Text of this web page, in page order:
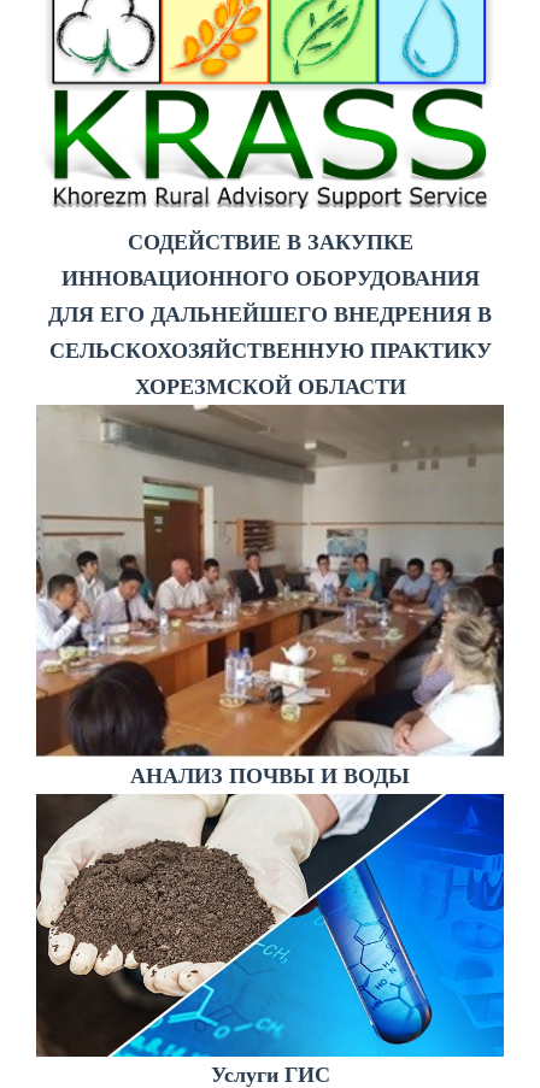
СОДЕЙСТВИЕ В ЗАКУПКЕ
ИННОВАЦИОННОГО ОБОРУДОВАНИЯ
ДЛЯ ЕГО ДАЛЬНЕЙШЕГО ВНЕДРЕНИЯ В
СЕЛЬСКОХОЗЯЙСТВЕННУЮ ПРАКТИКУ
ХОРЕЗМСКОЙ ОБЛАСТИ
АНАЛИЗ ПОЧВЫ И ВОДЫ
Услуги ГИС